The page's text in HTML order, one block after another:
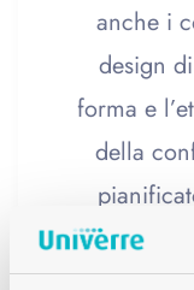
anche i
design
forma e
della
Il Crystal